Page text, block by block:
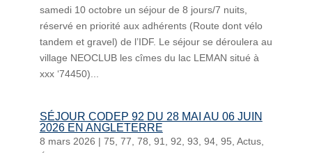
samedi 10 octobre un séjour de 8 jours/7 nuits,
réservé en priorité aux adhérents (Route dont vélo
tandem et gravel) de l’IDF. Le séjour se déroulera au
village NEOCLUB les cîmes du lac LEMAN situé à
xxx ‘74450)...
SÉJOUR CODEP 92 DU 28 MAI AU 06 JUIN
2026 EN ANGLETERRE
8 mars 2026 | 75 77 78 91 92 93 94, 95 Actus,